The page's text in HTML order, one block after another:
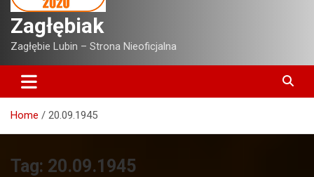
Zagłębiak
Zagłębie Lubin – Strona Nieoficjalna
Home 20.09.1945
Tag: 20.09.1945